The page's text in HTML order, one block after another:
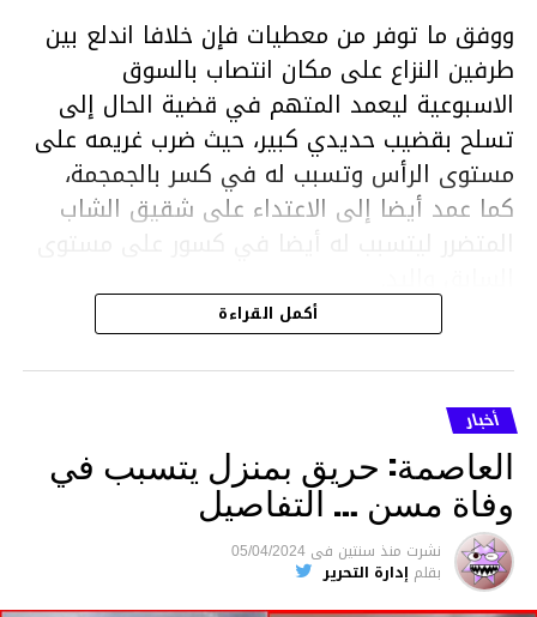
ووفق ما توفر من معطيات فإن خلافا اندلع بين
طرفين النزاع على مكان انتصاب بالسوق
الاسبوعية ليعمد المتهم في قضية الحال إلى
تسلح بقضيب حديدي كبير، حيث ضرب غريمه على
مستوى الرأس وتسبب له في كسر بالجمجمة،
كما عمد أيضا إلى الاعتداء على شقيق الشاب
المتضرر ليتسبب له أيضا في كسور على مستوى
هذا وقد تمكن أعوان مركز الأمن الوطني بحي
هلال في توقيت قياسي من محاصرة المشتبه به
والقبض عليه وإحالته على التحقيق في خصوص
ما نُسبه إليه.
متابعة
قسم الاخبار
أكمل القراءة
أخبار
العاصمة: حريق بمنزل يتسبب في
وفاة مسن … التفاصيل
نشرت منذ سنتين فى 05/04/2024
بقلم إدارة التحرير